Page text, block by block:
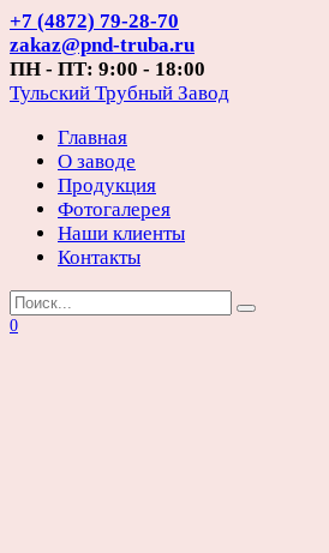
Перейти
к
содержанию
+7 (4872) 79-28-70
zakaz@pnd-truba.ru
ПН - ПТ: 9:00 - 18:00
Тульский Трубный Завод
Главная
О заводе
Продукция
Фотогалерея
Наши клиенты
Контакты
Search
for:
0